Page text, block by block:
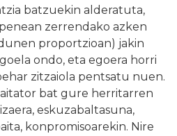
batzuekin alderatuta,
zerrendako azken
proportzioan) jakin
ondo, eta egoera horri
zitzaiola pentsatu nuen.
bat gure herritarren
eskuzabaltasuna,
konpromisoarekin. Nire